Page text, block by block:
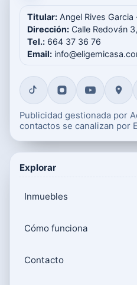
Titular: Angel Rives Garcia
Dirección: Calle Redován
Tel.: 664 37 36 76
Email:
Publicidad gestionada por
contactos se canalizan por
Explorar
Inmuebles
Cómo funciona
Contacto